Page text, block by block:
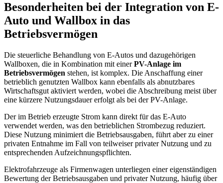
Besonderheiten bei der Integration von E-
Auto und Wallbox in das
Betriebsvermögen
Die steuerliche Behandlung von E-Autos und dazugehörigen
Wallboxen, die in Kombination mit einerPV-Anlage im
Betriebsvermögen stehen, ist komplex. Die Anschaffung einer
betrieblich genutzten Wallbox kann ebenfalls als abnutzbares
Wirtschaftsgut aktiviert werden, wobei die Abschreibung meist über
eine kürzere Nutzungsdauer erfolgt als bei der PV-Anlage.
Der im Betrieb erzeugte Strom kann direkt für das E-Auto
verwendet werden, was den betrieblichen Strombezug reduziert.
Diese Nutzung minimiert die Betriebsausgaben, führt aber zu einer
privaten Entnahme im Fall von teilweiser privater Nutzung und zu
entsprechenden Aufzeichnungspflichten.
Elektrofahrzeuge als Firmenwagen unterliegen einer eigenständigen
Bewertung der Betriebsausgaben und privater Nutzung, häufig über